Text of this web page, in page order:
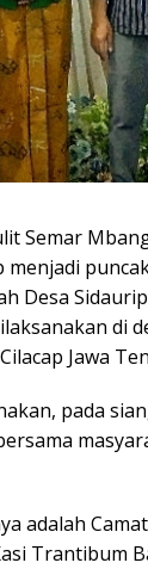
Semar
Desa
di
Jawa
pada
adalah
Trantibum